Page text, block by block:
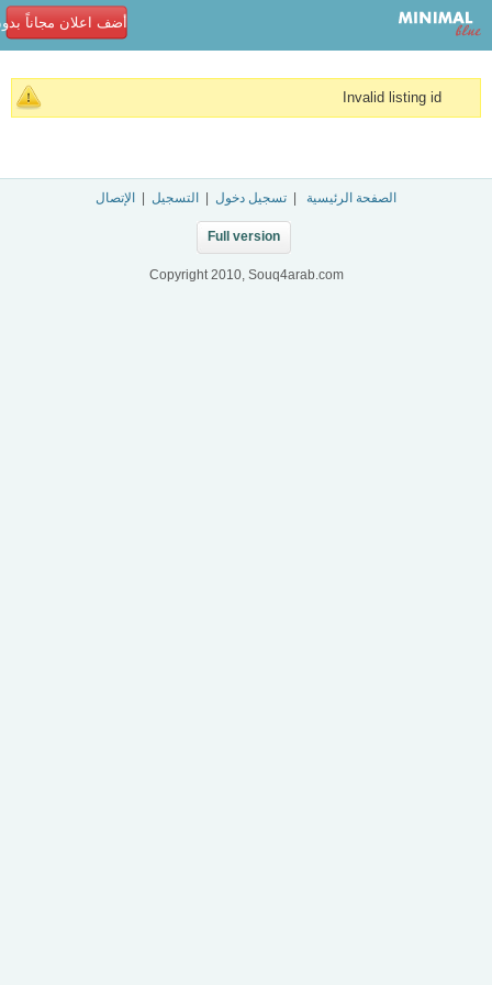
أضف اعلان مجاناً
Invalid listing id
الصفحة الرئيسية تسجيل دخول التسجيل الإتصال
Full version
Copyright 2010, Souq4arab.com